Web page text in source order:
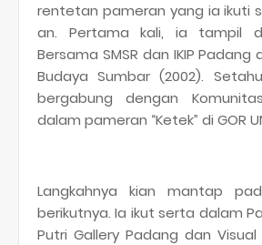
rentetan pameran yang ia ikuti
an. Pertama kali, ia tampil
Bersama SMSR dan IKIP Padang
Budaya Sumbar (2002).
bergabung dengan
dalam pameran “Ketek” di GOR
Langkahnya kian mantap
berikutnya. Ia ikut serta dalam
Putri Gallery Padang dan